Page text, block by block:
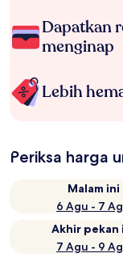
Dapatkan
menginap
Lebih
Periksa harga
Malam ini
6 Agu - 7
Akhir pekan
7 Agu - 9